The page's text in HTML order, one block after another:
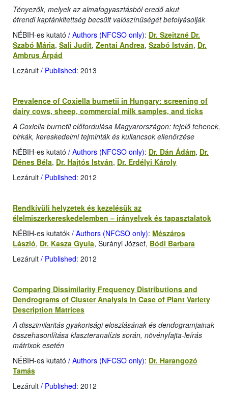
Tényezők, melyek az almafogyasztásból eredő akut
étrendi kaptánkitettség becsült valószínűségét befolyásolják
NÉBIH-es kutató / Authors (NFCSO only): Dr. Szeitzné Dr.
Szabó Mária, Sali Judit, Zentai Andrea, Szabó István, Dr.
Ambrus Árpád
Lezárult / Published: 2013
Prevalence of Coxiella burnetii in Hungary: screening of
dairy cows, sheep, commercial milk samples, and ticks
A Coxiella burnetii előfordulása Magyarországon: tejelő tehenek,
birkák, kereskedelmi tejminták és kullancsok ellenőrzése
NÉBIH-es kutató / Authors (NFCSO only): Dr. Dán Ádám, Dr.
Dénes Béla, Dr. Hajtós István, Dr. Erdélyi Károly
Lezárult / Published: 2012
Rendkívüli helyzetek és kezelésük az
élelmiszerkereskedelemben – irányelvek és tapasztalatok
NÉBIH-es kutatók / Authors (NFCSO only): Mészáros
László, Dr. Kasza Gyula, Surányi József, Bódi Barbara
Lezárult / Published: 2012
Comparing Dissimilarity Frequency Distributions and
Dendrograms of Cluster Analysis in Case of Plant Variety
Description Matrices
A disszimilaritás gyakorisági eloszlásának és dendogramjainak
összehasonlítása klaszteranalízis során, növényfajta-leírás
mátrixok esetén
NÉBIH-es kutató / Authors (NFCSO only): Dr. Harangozó
Tamás
Lezárult / Published: 2012